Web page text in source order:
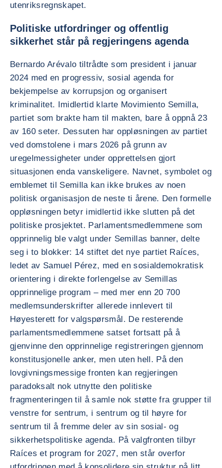
utenriksregnskapet.
Politiske utfordringer og offentlig
sikkerhet står på regjeringens agenda
Bernardo Arévalo tiltrådte som president i januar
2024 med en progressiv, sosial agenda for
bekjempelse av korrupsjon og organisert
kriminalitet. Imidlertid klarte Movimiento Semilla,
partiet som brakte ham til makten, bare å oppnå 23
av 160 seter. Dessuten har oppløsningen av partiet
ved domstolene i mars 2026 på grunn av
uregelmessigheter under opprettelsen gjort
situasjonen enda vanskeligere. Navnet, symbolet og
emblemet til Semilla kan ikke brukes av noen
politisk organisasjon de neste ti årene. Den formelle
oppløsningen betyr imidlertid ikke slutten på det
politiske prosjektet. Parlamentsmedlemmene som
opprinnelig ble valgt under Semillas banner, delte
seg i to blokker: 14 stiftet det nye partiet Raíces,
ledet av Samuel Pérez, med en sosialdemokratisk
orientering i direkte forlengelse av Semillas
opprinnelige program – med mer enn 20 700
medlemsunderskrifter allerede innlevert til
Høyesterett for valgspørsmål. De resterende
parlamentsmedlemmene satset fortsatt på å
gjenvinne den opprinnelige registreringen gjennom
konstitusjonelle anker, men uten hell. På den
lovgivningsmessige fronten kan regjeringen
paradoksalt nok utnytte den politiske
fragmenteringen til å samle nok støtte fra grupper til
venstre for sentrum, i sentrum og til høyre for
sentrum til å fremme deler av sin sosial- og
sikkerhetspolitiske agenda. På valgfronten tilbyr
Raíces et program for 2027, men står overfor